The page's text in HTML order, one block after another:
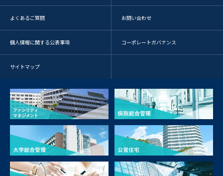
よくあるご質問 お問い合わせ
個人情報に関する公表事項 コーポレートガバナンス
サイトマップ